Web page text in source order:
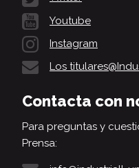
Youtube
Instagram
Los
Contacta con
Para preguntas y
Prensa: